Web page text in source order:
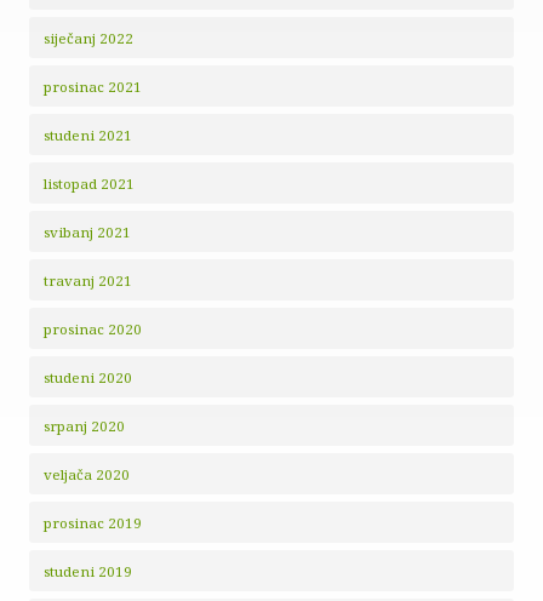
siječanj 2022
prosinac 2021
studeni 2021
listopad 2021
svibanj 2021
travanj 2021
prosinac 2020
studeni 2020
srpanj 2020
veljača 2020
prosinac 2019
studeni 2019